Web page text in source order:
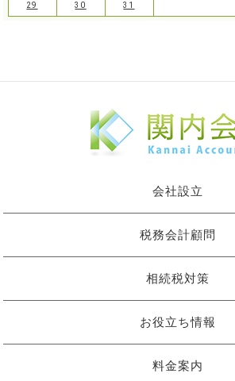
29 30 31
会社設立
税務会計顧問
相続税対策
お役立ち情報
料金案内